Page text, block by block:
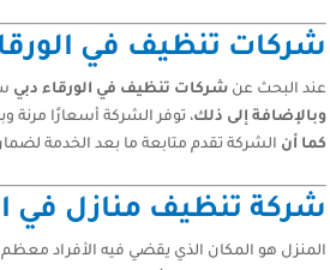
شركات تنظيف في
عند البحث عنشركات تنظيف في الورقاء دبي
وبالإضافة إلى ذلك، توفر الشركة أسعارًا مرنة
كما أن الشركة تقدم متابعة ما بعد الخدمة
شركة تنظيف منازل في
المنزل هو المكان الذي يقضي فيه الأفراد